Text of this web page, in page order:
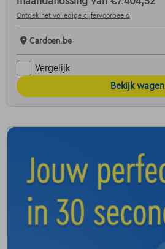
Ontdek het volledige cijfervoorbeeld
Cardoen.be
Vergelijk
Bekijk wagen